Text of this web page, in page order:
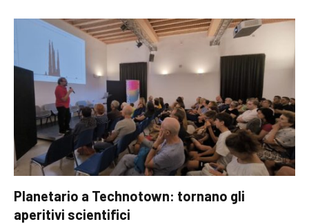
Planetario a Technotown: tornano gli
aperitivi scientifici